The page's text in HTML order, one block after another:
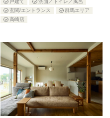
戸建て
洗面／トイレ／風呂
玄関/エントランス
群馬エリア
高崎店